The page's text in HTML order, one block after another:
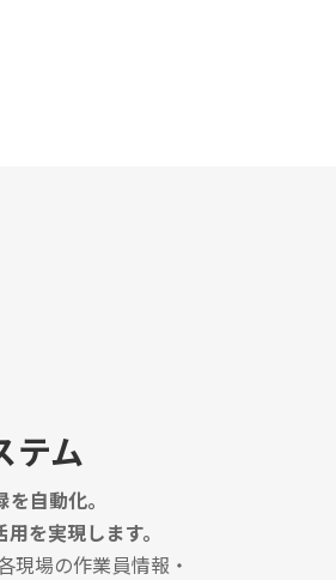
テム
自動化。
を実現します。
現場の作業員情報・